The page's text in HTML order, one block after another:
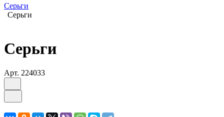
Серьги
Серьги
Серьги
Арт. 224033